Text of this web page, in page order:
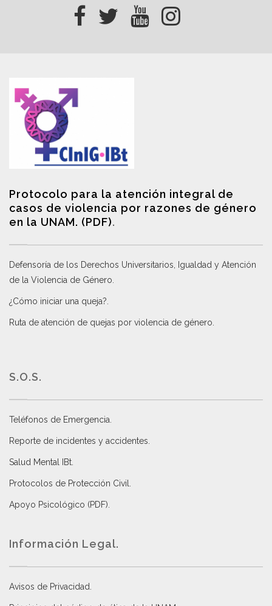
Protocolo para la atención integral de
casos de violencia por razones de género
en la UNAM. (PDF).
Defensoría de los Derechos Universitarios, Igualdad y Atención
de la Violencia de Género
¿Cómo iniciar una queja?
Ruta de atención de quejas por violencia de género
S.O.S.
Teléfonos de Emergencia.
Reporte de incidentes y accidentes
Salud Mental IBt
Protocolos de Protección Civil
Apoyo Psicológico (PDF)
Información Legal.
Avisos de Privacidad